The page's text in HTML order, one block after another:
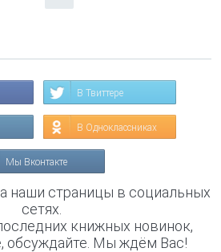
В Твиттере
В Одноклассниках
Мы Вконтакте
наши страницы в социальных
сетях.
книжных новинок,
обсуждайте. Мы ждём Вас!